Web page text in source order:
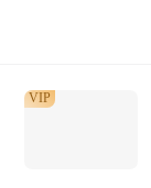
VIP